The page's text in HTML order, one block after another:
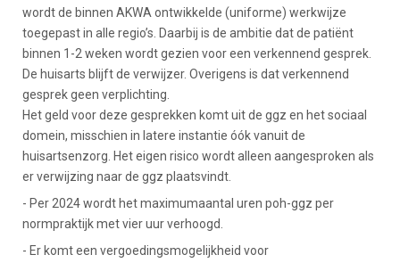
wordt de binnen AKWA ontwikkelde (uniforme) werkwijze
toegepast in alle regio’s. Daarbij is de ambitie dat de patiënt
binnen 1-2 weken wordt gezien voor een verkennend gesprek.
De huisarts blijft de verwijzer. Overigens is dat verkennend
gesprek geen verplichting.
Het geld voor deze gesprekken komt uit de ggz en het sociaal
domein, misschien in latere instantie óók vanuit de
huisartsenzorg. Het eigen risico wordt alleen aangesproken als
er verwijzing naar de ggz plaatsvindt.
- Per 2024 wordt het maximumaantal uren poh-ggz per
normpraktijk met vier uur verhoogd.
- Er komt een vergoedingsmogelijkheid voor